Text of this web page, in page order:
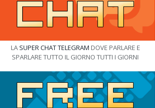
LA SUPER CHAT TELEGRAM DOVE PARLARE E
SPARLARE TUTTO IL GIORNO TUTTI I GIORNI